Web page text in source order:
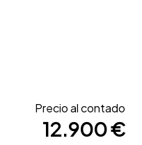
Precio al contado
12.900 €